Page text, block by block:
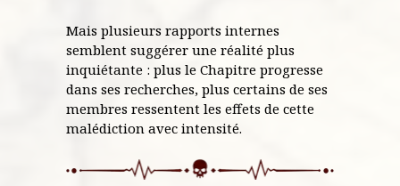
Mais plusieurs rapports internes
semblent suggérer une réalité plus
inquiétante : plus le Chapitre progresse
dans ses recherches, plus certains de ses
membres ressentent les effets de cette
malédiction avec intensité.